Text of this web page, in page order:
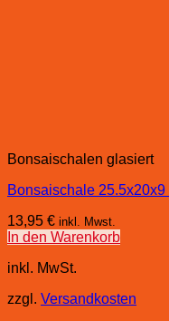
Bonsaischalen glasiert
Bonsaischale
13,95 € inkl. Mwst.
In den Warenkorb
inkl. MwSt.
zzgl. Versandkosten